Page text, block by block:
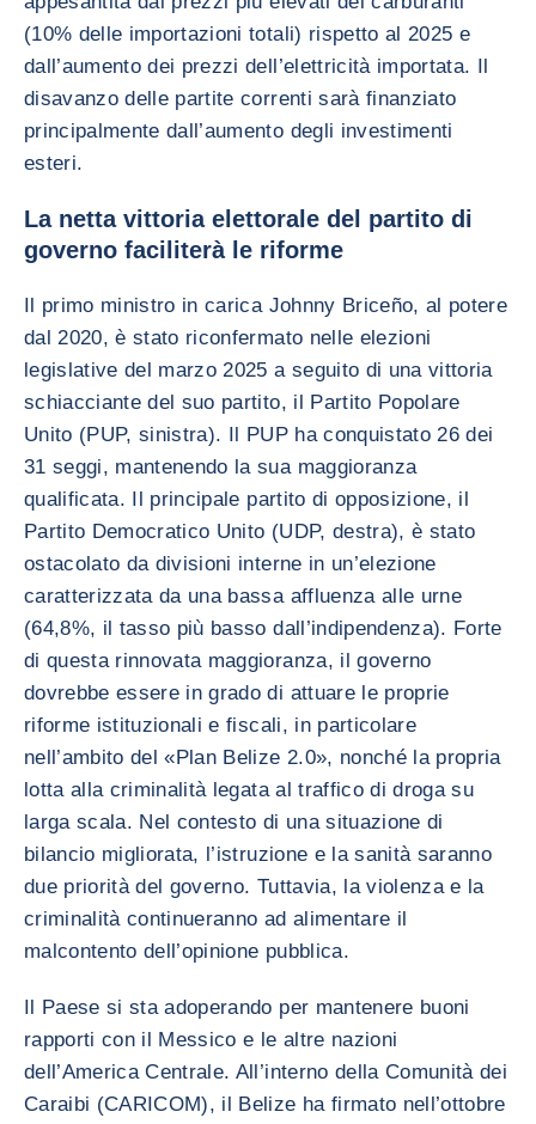
(10% delle importazioni totali) rispetto al 2025 e
dall’aumento dei prezzi dell’elettricità importata. Il
disavanzo delle partite correnti sarà finanziato
principalmente dall’aumento degli investimenti
esteri.
La netta vittoria elettorale del partito di
governo faciliterà le riforme
Il primo ministro in carica Johnny Briceño, al potere
dal 2020, è stato riconfermato nelle elezioni
legislative del marzo 2025 a seguito di una vittoria
schiacciante del suo partito, il Partito Popolare
Unito (PUP, sinistra). Il PUP ha conquistato 26 dei
31 seggi, mantenendo la sua maggioranza
qualificata. Il principale partito di opposizione, il
Partito Democratico Unito (UDP, destra), è stato
ostacolato da divisioni interne in un’elezione
caratterizzata da una bassa affluenza alle urne
(64,8%, il tasso più basso dall’indipendenza). Forte
di questa rinnovata maggioranza, il governo
dovrebbe essere in grado di attuare le proprie
riforme istituzionali e fiscali, in particolare
nell’ambito del «Plan Belize 2.0», nonché la propria
lotta alla criminalità legata al traffico di droga su
larga scala. Nel contesto di una situazione di
bilancio migliorata, l’istruzione e la sanità saranno
due priorità del governo. Tuttavia, la violenza e la
criminalità continueranno ad alimentare il
malcontento dell’opinione pubblica.
Il Paese si sta adoperando per mantenere buoni
rapporti con il Messico e le altre nazioni
dell’America Centrale. All’interno della Comunità dei
Caraibi (CARICOM), il Belize ha firmato nell’ottobre